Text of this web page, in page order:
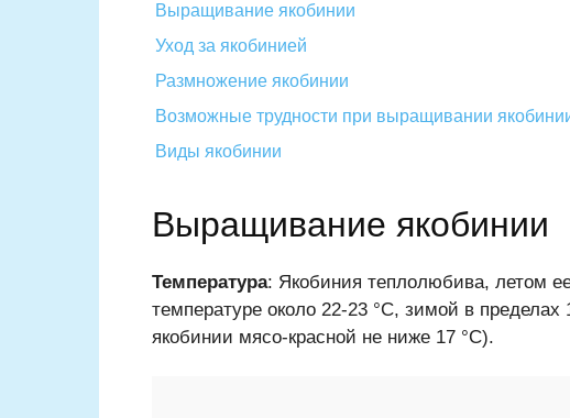
Выращивание якобинии
Уход за якобинией
Размножение якобинии
Возможные трудности при выращивании
Виды якобинии
Выращивание якобинии
Температура: Якобиния теплолюбива, летом
температуре около 22-23 °C, зимой в
якобинии мясо-красной не ниже 17 °C).